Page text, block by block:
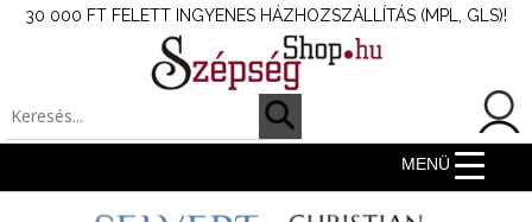
30 000 FT FELETT INGYENES HÁZHOZSZÁLLÍTÁS (MPL, GLS)!
MENÜ